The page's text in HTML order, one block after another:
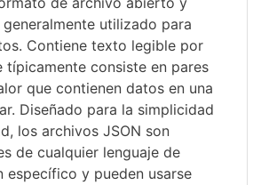
utilizado para
Contiene texto legible por
típicamente consiste en pares
que contienen datos en una
Diseñado para la simplicidad
los archivos JSON son
de cualquier lenguaje de
específico y pueden usarse